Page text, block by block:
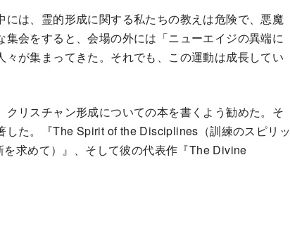
は、霊的形成に関する私たちの教えは危険で、悪魔
会をすると、会場の外には「ニューエイジの異端に
が集まってきた。それでも、この運動は成長してい
リスチャン形成についての本を書くよう勧めた。そ
した。『The Spirit of the Disciplines（訓練のスピリッ
求めて）』、そして彼の代表作『The Divine